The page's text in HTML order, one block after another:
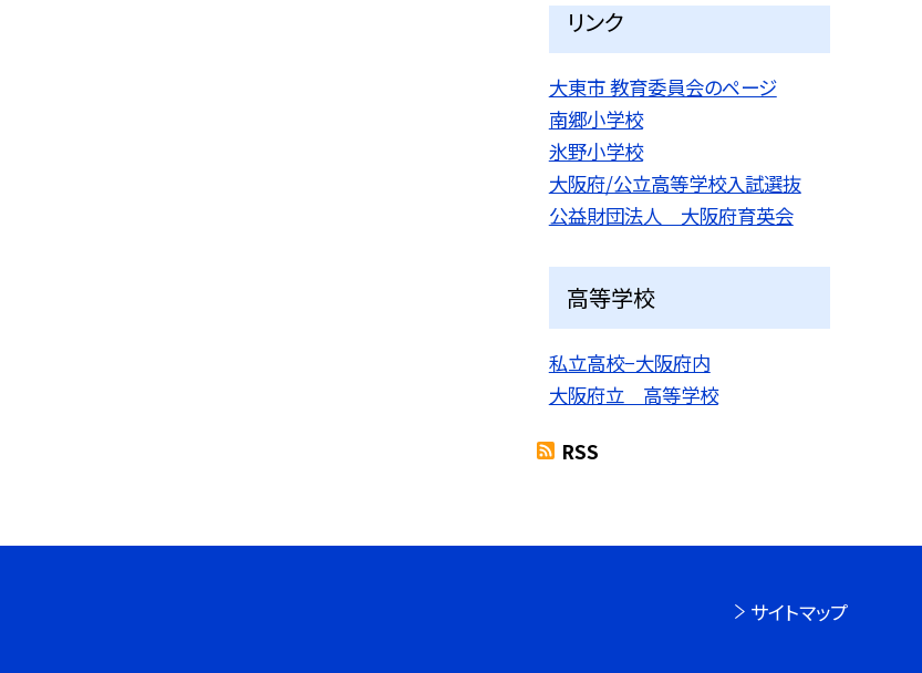
リンク
大東市 教育委員会のページ
南郷小学校
氷野小学校
大阪府/公立高等学校入試選抜
公益財団法人 大阪府育英会
高等学校
私立高校−大阪府内
大阪府立 高等学校
RSS
サイトマップ